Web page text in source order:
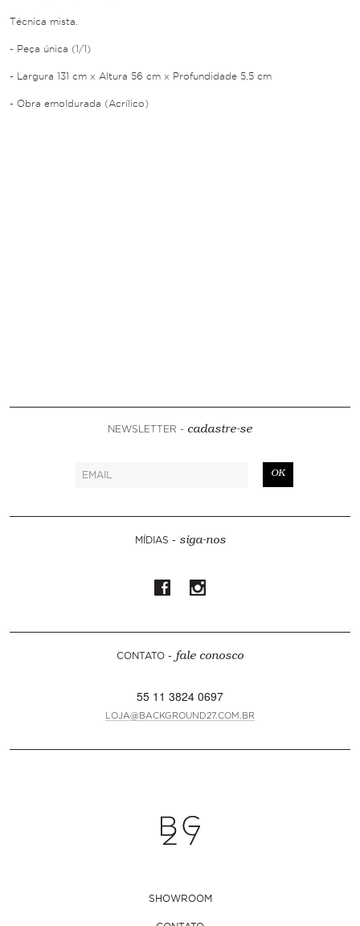
Técnica mista.
- Peça única (1/1)
- Largura 131 cm x Altura 56 cm x Profundidade 5,5 cm
- Obra emoldurada (Acrílico)
NEWSLETTER - cadastre-se
OK
MÍDIAS - siga-nos
CONTATO - fale conosco
55 11 3824 0697
LOJA@BACKGROUND27.COM.BR
SHOWROOM